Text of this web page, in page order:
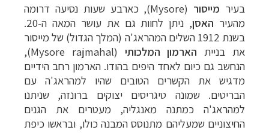
בעיר מייסור (
Mysore), כארבע שעות נסיעה דרומה
מהעיר האסן
, ניתן לחוות גם את עושר המאה ה-20.
בשנת 1912 השלים המהראג'ה (המלך הגדול) של מייסור
את בניית הארמון המלכותי (
Mysore rajmahal
),
הנחשב גם כיום לאחד היפים בהודו. הארמון רחב הידיים
מדגיש את הקשרים הטובים שהיו למהראג'ה עם
הבריטים. שמונה טיגריסים יצוקים ברונזה, שניתנו
למהראג'ה כמתנה מאנגליה, מעטרים את הגנים
החיצוניים שמעליהם מתנוסס המבנה כולו, ובראשו כיפת